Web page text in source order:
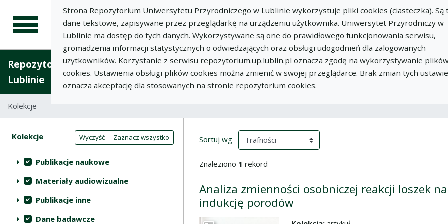
Strona Repozytorium Uniwersytetu Przyrodniczego w Lublinie wykorzystuje pliki cookies (ciasteczka). Są
dane tekstowe, zapisywane przez przeglądarkę na urządzeniu użytkownika. Uniwersytet Przyrodniczy w
Lublinie ma dostęp do tych danych. Wykorzystywane są one do prawidłowego funkcjonowania serwisu,
gromadzenia informacji statystycznych o odwiedzających oraz obsługi udogodnień dla zalogowanych
użytkowników. Korzystanie z serwisu repozytorium.up.lublin.pl oznacza zgodę na wykorzystywanie
cookies. Ustawienia obsługi plików cookies można zmienić w swojej przeglądarce. Brak zmian tych
oznacza akceptację dla stosowanych na stronie repozytorium cookies.
Repozytorium Uniwersytetu Przyrodniczego w
Lublinie
Dodaj
publikację
O
Repozytorium
Dokumenty
Kolekcje
Lista wyników wyszukiwania
Filtry wyszukiwania (automatyczne przeładowanie treści)
Akcje na kolekcjach Wyczyść Zaznacz wszystko
Kolekcje (automatyczne przeładowanie treści)
Publikacje naukowe
Materiały audiowizualne
Publikacje inne
Dane badawcze
Wyniki wyszukiwania
Sortuj wg (automatyczne przeładowanie treści)
Znaleziono 1 rekord
Analiza zmienności osobniczej reakcji loszek
indukcję porodów